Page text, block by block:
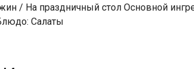
/ На праздничный стол Основной
Салаты